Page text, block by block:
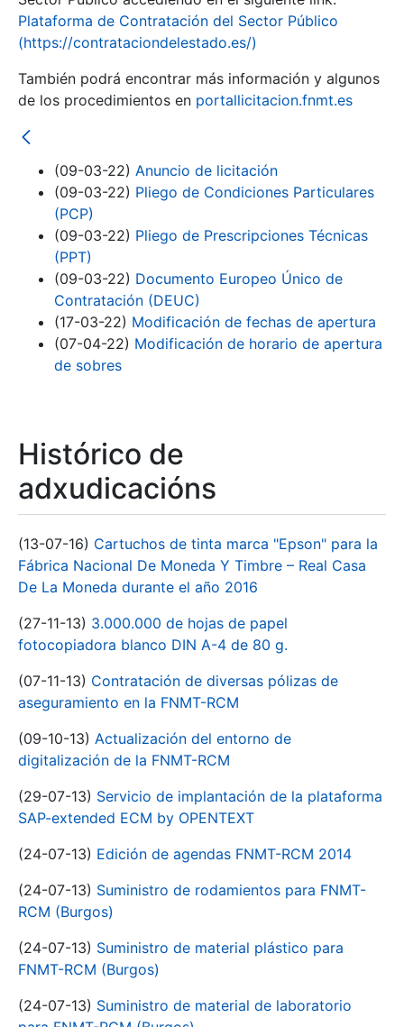
Plataforma de Contratación del Sector Público
(https://contrataciondelestado.es/)
También podrá encontrar más información y algunos
de los procedimientos en portallicitacion.fnmt.es
(09-03-22) Anuncio de licitación
(09-03-22) Pliego de Condiciones Particulares
(PCP)
(09-03-22) Pliego de Prescripciones Técnicas
(PPT)
(09-03-22) Documento Europeo Único de
Contratación (DEUC)
(17-03-22) Modificación de fechas de apertura
(07-04-22) Modificación de horario de apertura
de sobres
Histórico de
adxudicacións
(13-07-16) Cartuchos de tinta marca "Epson" para la
Fábrica Nacional De Moneda Y Timbre – Real Casa
De La Moneda durante el año 2016
(27-11-13) 3.000.000 de hojas de papel
fotocopiadora blanco DIN A-4 de 80 g.
(07-11-13) Contratación de diversas pólizas de
aseguramiento en la FNMT-RCM
(09-10-13) Actualización del entorno de
digitalización de la FNMT-RCM
(29-07-13) Servicio de implantación de la plataforma
SAP-extended ECM by OPENTEXT
(24-07-13) Edición de agendas FNMT-RCM 2014
(24-07-13) Suministro de rodamientos para FNMT-
RCM (Burgos)
(24-07-13) Suministro de material plástico para
FNMT-RCM (Burgos)
(24-07-13) Suministro de material de laboratorio